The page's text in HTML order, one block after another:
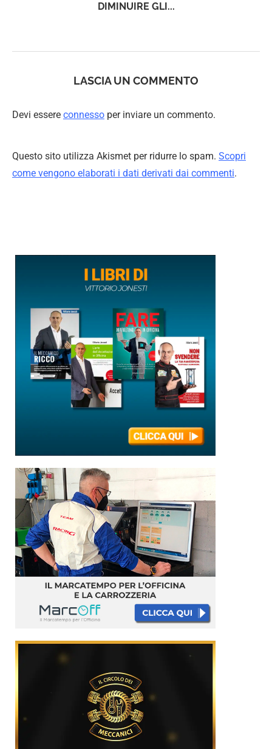
DIMINUIRE GLI...
LASCIA UN COMMENTO
Devi essere connesso per inviare un commento.
Questo sito utilizza Akismet per ridurre lo spam. Scopri
come vengono elaborati i dati derivati dai commenti.